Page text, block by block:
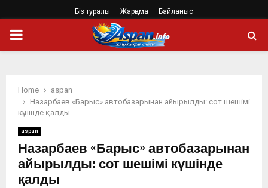
Біз туралы Жарңама Байланыс
PRIMARY
Home
aspan
Назарбаев «Барыс» автобазарынан айырылды: сот шешімі
күшінде қалды
aspan
Назарбаев «Барыс» автобазарынан
айырылды: сот шешімі күшінде
қалды